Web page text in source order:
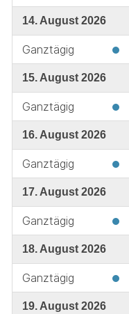
14. August 2026
Ganztägig
15. August 2026
Ganztägig
16. August 2026
Ganztägig
17. August 2026
Ganztägig
18. August 2026
Ganztägig
19. August 2026